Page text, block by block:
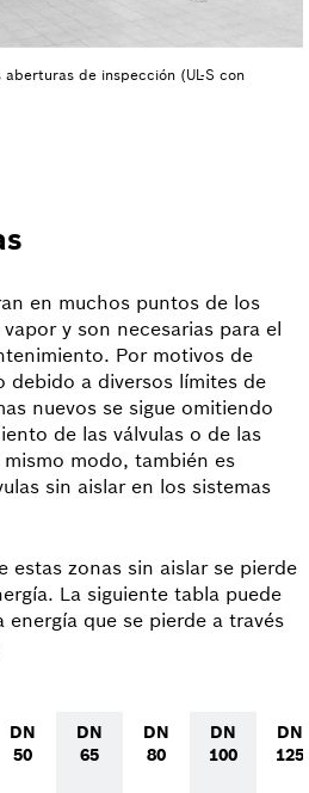
de inspección (UL-S con
en muchos puntos de los
y son necesarias para el
Por motivos de
debido a diversos límites de
nuevos se sigue omitiendo
de las válvulas o de las
modo, también es
sin aislar en los sistemas
estas zonas sin aislar se pierde
La siguiente tabla puede
energía que se pierde a través
DN
50
DN
65
DN
80
DN
100
DN
125